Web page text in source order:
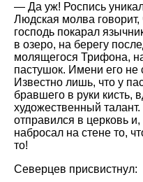
— Да уж! Роспись
Людская молва говорит,
господь покарал
в озеро, на берегу
молящегося Трифона,
пастушок. Имени его не
Известно лишь, что у
бравшего в руки кисть,
художественный талант.
отправился в церковь
набросал на стене то,
то!
Северцев присвистнул: